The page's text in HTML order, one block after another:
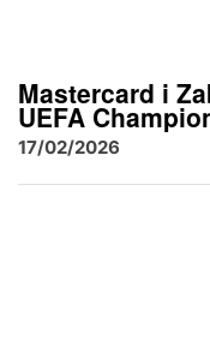
Mastercard i
UEFA
17/02/2026